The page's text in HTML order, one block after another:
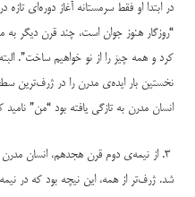
در ابتدا او فقط سرمستانه آغاز دوره‌ای
“روزگار هنوز جوان است، چند قرن دیگر
کرد و همه چیز را از نو خواهیم ساخت”.
نخستین بار ایده‌ی مدرن را در ژرف‌ترین
انسان مدرن به تازگی یافته بود “من”
۳. از نیمه‌ی دوم قرن هجدهم، انسان مدرن
شد. ژرف‌تر از همه، این نیچه بود که در